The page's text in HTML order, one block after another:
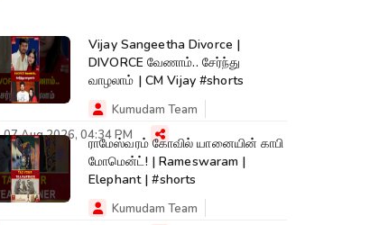
Vijay Sangeetha Divorce |
DIVORCE வேணாம்.. சேர்ந்து
வாழலாம் | CM Vijay #shorts
Kumudam Team
07 Aug 2026, 04:34 PMராமேஸ்வரம் கோவில் யானையின் காபி
மோமென்ட்! | Rameswaram |
Elephant | #shorts
Kumudam Team